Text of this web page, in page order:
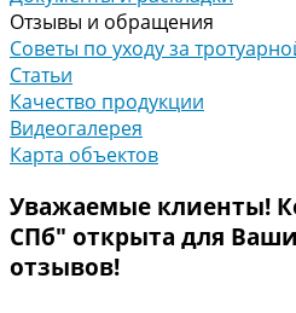
Отзывы и обращения
Советы по уходу за
Статьи
Качество продукции
Видеогалерея
Карта объектов
Уважаемые клиенты!
СПб" открыта для
отзывов!